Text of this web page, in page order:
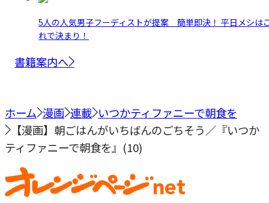
5人の人気男子フーディストが提案 簡単即決！ 平日メシは
れで決まり！
書籍案内へ
ホーム 漫画 連載 いつかティファニーで朝食を
【漫画】朝ごはんがいちばんのごちそう／『いつか
ティファニーで朝食を』(10)